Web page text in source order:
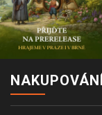
NAKUPOVÁNÍ